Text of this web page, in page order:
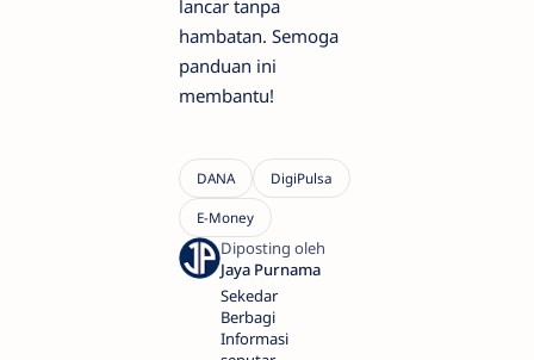
lancar tanpa
hambatan. Semoga
panduan ini
membantu!
Sekedar
Berbagi
Informasi